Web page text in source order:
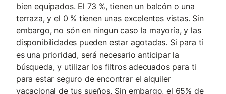
bien equipados. El 73 %, tienen un balcón o una
terraza, y el 0 % tienen unas excelentes vistas. Sin
embargo, no són en ningun caso la mayoría, y las
disponibilidades pueden estar agotadas. Si para tí
es una prioridad, será necesario anticipar la
búsqueda, y utilizar los filtros adecuados para ti
para estar seguro de encontrar el alquiler
vacacional de tus sueños. Sin embargo, el 65% de